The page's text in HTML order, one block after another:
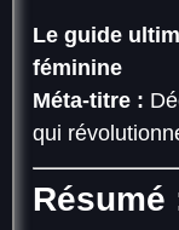
Le guide
féminine
Méta-titre :
qui
Résumé